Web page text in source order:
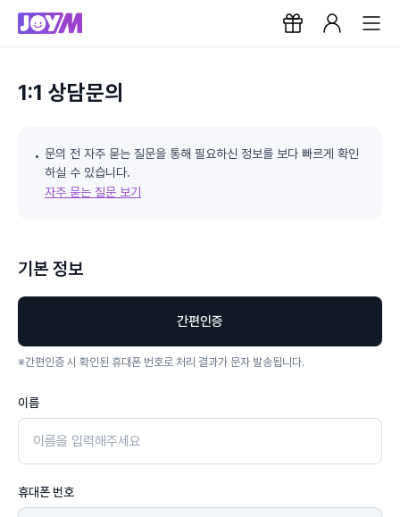
1:1 상담문의
문의 전 자주 묻는 질문을 통해 필요하신 정보를 보다 빠르게 확인
하실 수 있습니다.
자주 묻는 질문 보기
기본 정보
간편인증
※간편인증 시 확인된 휴대폰 번호로 처리 결과가 문자 발송됩니다.
이름
휴대폰 번호